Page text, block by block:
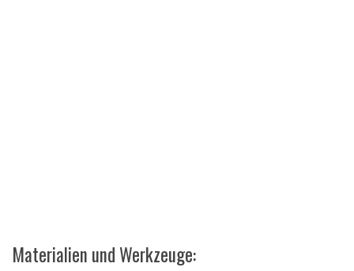
Materialien und Werkzeuge: